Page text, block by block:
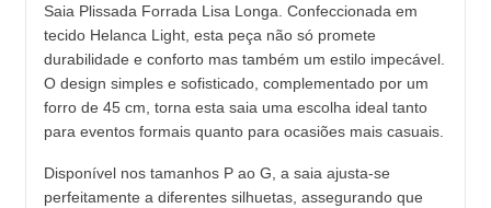
Saia Plissada Forrada Lisa Longa. Confeccionada em
tecido Helanca Light, esta peça não só promete
durabilidade e conforto mas também um estilo impecável.
O design simples e sofisticado, complementado por um
forro de 45 cm, torna esta saia uma escolha ideal tanto
para eventos formais quanto para ocasiões mais casuais.
Disponível nos tamanhos P ao G, a saia ajusta-se
perfeitamente a diferentes silhuetas, assegurando que